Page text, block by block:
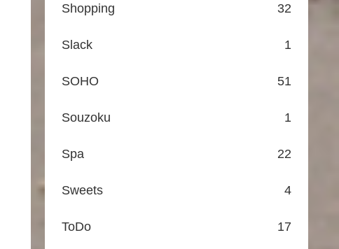
Shopping 32
Slack 1
SOHO 51
Souzoku 1
Spa 22
Sweets 4
ToDo 17